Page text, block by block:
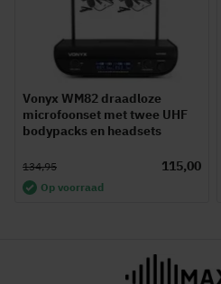
Vonyx WM82 draadloze
microfoonset met twee UHF
bodypacks en headsets
115,00
134,95
Op voorraad